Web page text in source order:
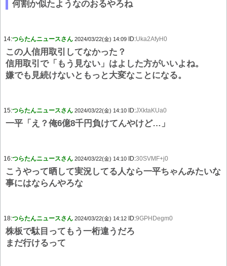
何割か似たようなのおるやろね
14:つらたんニュースさん 2024/03/22(金) 14:09 ID:Uka2AfyH0
この人信用取引してなかった？
信用取引で「もう見ない」はよした方がいいよね。
嫌でも見続けないともっと大変なことになる。
15:つらたんニュースさん 2024/03/22(金) 14:10 ID:JXktaKUa0
一平「え？俺6億8千円負けてんやけど…」
16:つらたんニュースさん 2024/03/22(金) 14:10 ID:30SVMF+j0
こうやって晒して実況してる人なら一平ちゃんみたいな
事にはならんやろな
18:つらたんニュースさん 2024/03/22(金) 14:12 ID:9GPHDegm0
株板で駄目ってもう一桁違うだろ
まだ行けるって